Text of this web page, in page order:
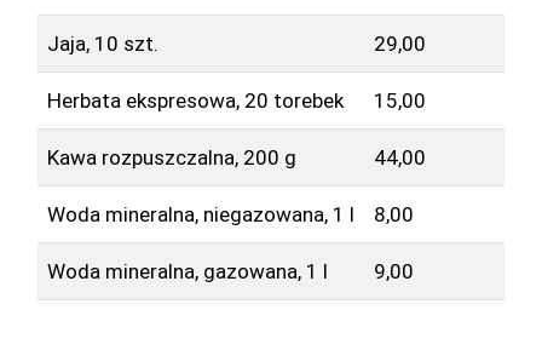
Jaja, 10 szt. 29,00
Herbata ekspresowa, 20 torebek 15,00
Kawa rozpuszczalna, 200 g 44,00
Woda mineralna, niegazowana, 1 l 8,00
Woda mineralna, gazowana, 1 l 9,00